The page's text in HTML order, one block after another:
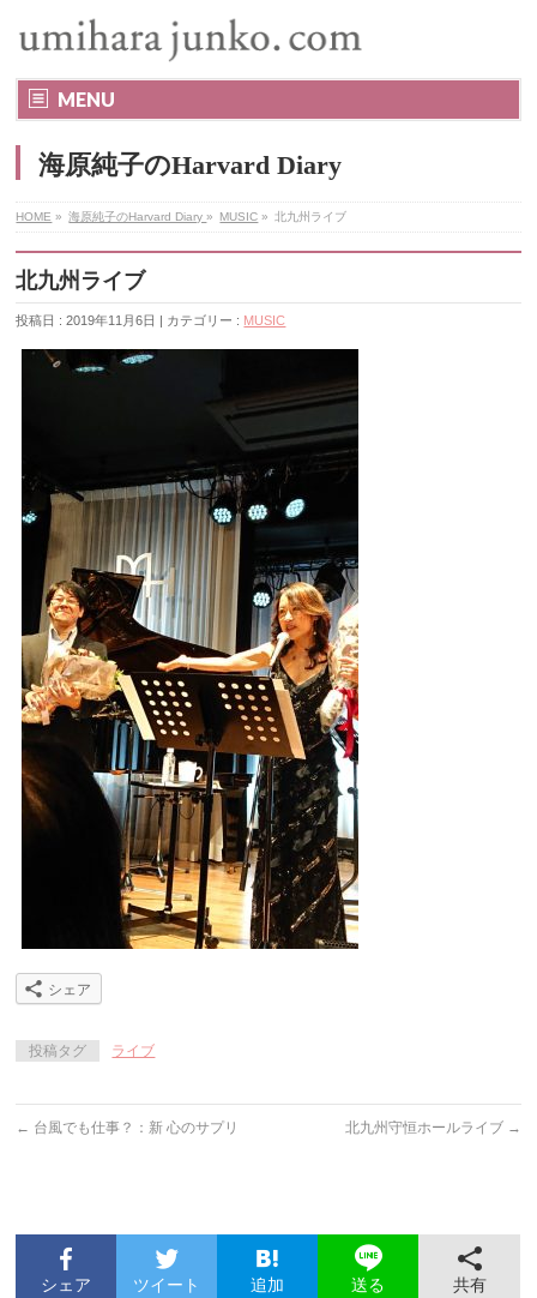
MENU
海原純子のHarvard Diary
HOME » 海原純子のHarvard Diary» MUSIC » 北九州ライブ
北九州ライブ
投稿日 : 2019年11月6日 | カテゴリー : MUSIC
シェア
投稿タグ ライブ
← 台風でも仕事？：新 心のサプリ 北九州守恒ホールライブ →
シェア ツイート 追加 送る 共有